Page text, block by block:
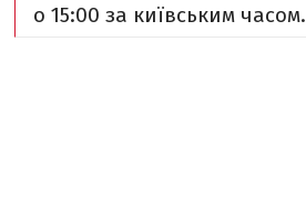
o 15:00 за київським часом.